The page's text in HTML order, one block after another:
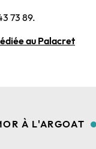
73 89.
au Palacret
À L'ARGOAT